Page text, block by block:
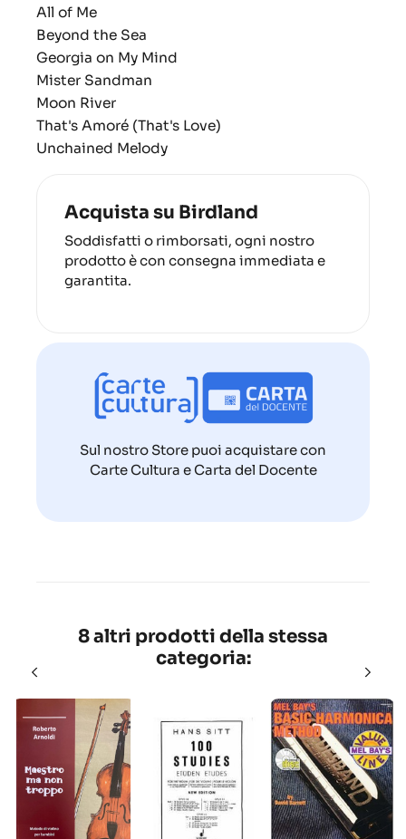
All of Me
Beyond the Sea
Georgia on My Mind
Mister Sandman
Moon River
That's Amoré (That's Love)
Unchained Melody
Acquista su Birdland
Soddisfatti o rimborsati, ogni nostro
prodotto è con consegna immediata e
garantita.
Sul nostro Store puoi acquistare con
Carte Cultura e Carta del Docente
8 altri prodotti della stessa
categoria: